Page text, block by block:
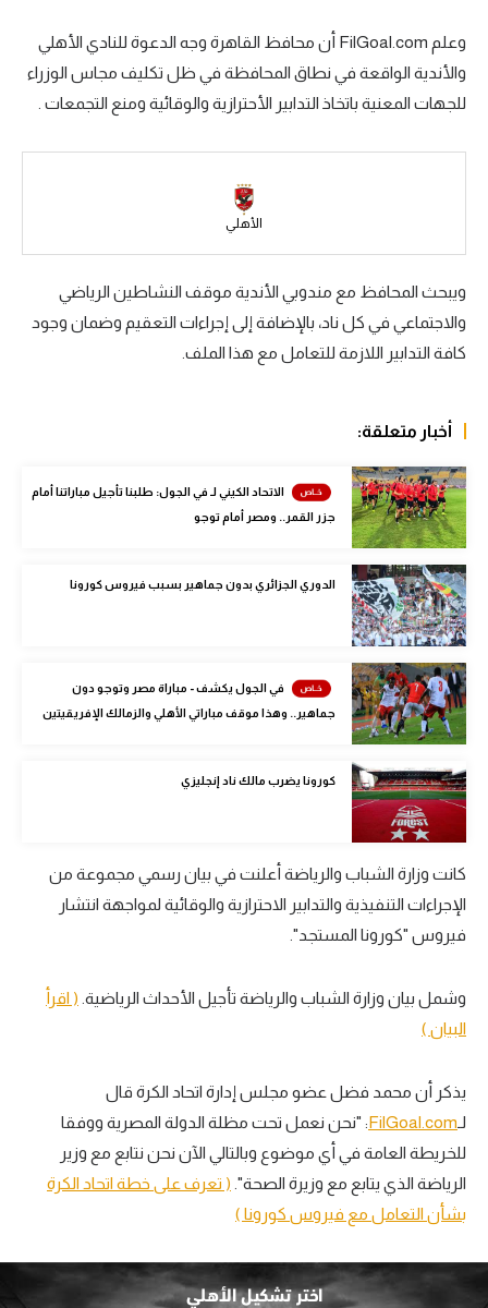
الدوري الإنجليزي
الدوري الإسباني
أمم إفريقيا
كرة السلة الأمريكية
كرة يد
كرة طائرة
الوطن العربي
في المونديال
رياضة نسائية
آسيا
أمريكا
ركن الألعاب
أقسام خاصة
Gamers
ميركاتو
تحقيق في الجول
تحليل في الجول
كويز في الجول
وعلم FilGoal.com أن محافظ القاهرة وجه الدعوة للنادي الأهلي
والأندية الواقعة في نطاق المحافظة في ظل تكليف مجاس الوزراء
للجهات المعنية باتخاذ التدابير الأحترازية والوقائية ومنع التجمعات .
الأهلي
ويبحث المحافظ مع مندوبي الأندية موقف النشاطين الرياضي
والاجتماعي في كل ناد، بالإضافة إلى إجراءات التعقيم وضمان وجود
كافة التدابير اللازمة للتعامل مع هذا الملف.
أخبار متعلقة:
الاتحاد الكيني لـ في الجول: طلبنا تأجيل مباراتنا أمام
جزر القمر.. ومصر أمام توجو
الدوري الجزائري بدون جماهير بسبب فيروس كورونا
في الجول يكشف - مباراة مصر وتوجو دون
جماهير.. وهذا موقف مباراتي الأهلي والزمالك الإفريقيتين
كورونا يضرب مالك ناد إنجليزي
كانت وزارة الشباب والرياضة أعلنت في بيان رسمي مجموعة من
الإجراءات التنفيذية والتدابير الاحترازية والوقائية لمواجهة انتشار
فيروس "كورونا المستجد".
وشمل بيان وزارة الشباب والرياضة تأجيل الأحداث الرياضية. ( اقرأ
البيان )
يذكر أن محمد فضل عضو مجلس إدارة اتحاد الكرة قال
لـ FilGoal.com: "نحن نعمل تحت مظلة الدولة المصرية ووفقا
للخريطة العامة في أي موضوع وبالتالي الآن نحن نتابع مع وزير
الرياضة الذي يتابع مع وزيرة الصحة". ( تعرف على خطة اتحاد الكرة
بشأن التعامل مع فيروس كورونا )
اختر تشكيلالأهلي